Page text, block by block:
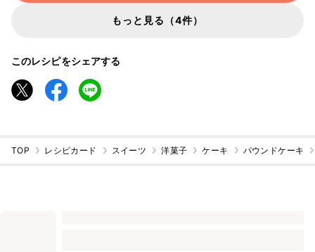
がりました。 隠し程度に塩ひとつ
もっと見る（4件）
このレシピをシェアする
TOP レシピカード スイーツ 洋菓子 ケーキ パウンドケーキ